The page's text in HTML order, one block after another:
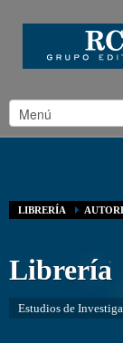
LIBRERÍA
Librería
Estudios de